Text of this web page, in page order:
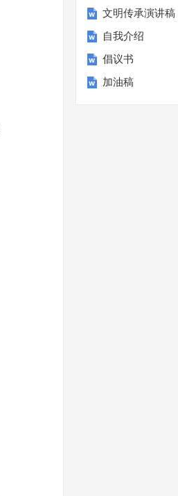
文明传承演讲稿
自我介绍
倡议书
加油稿